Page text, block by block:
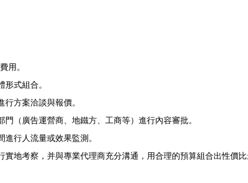
用。
式組合。
方案洽談與報價。
（廣告運營商、地鐵方、工商等）進行內容審批。
行人流量或效果監測。
地考察，并與專業代理商充分溝通，用合理的預算組合出性價